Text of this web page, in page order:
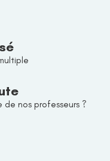
nos professeurs ?